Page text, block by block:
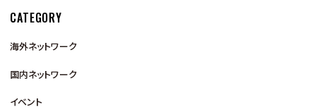
CATEGORY
海外ネットワーク
国内ネットワーク
イベント